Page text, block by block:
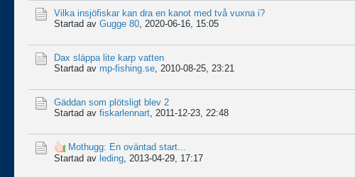
Vilka insjöfiskar kan dra en kanot med två vuxna i?
Startad av Gugge 80, 2020-06-16, 15:05
Dax släppa lite karp vatten
Startad av mp-fishing.se, 2010-08-25, 23:21
Gäddan som plötsligt blev 2
Startad av fiskarlennart, 2011-12-23, 22:48
Mothugg: En oväntad start...
Startad av leding, 2013-04-29, 17:17